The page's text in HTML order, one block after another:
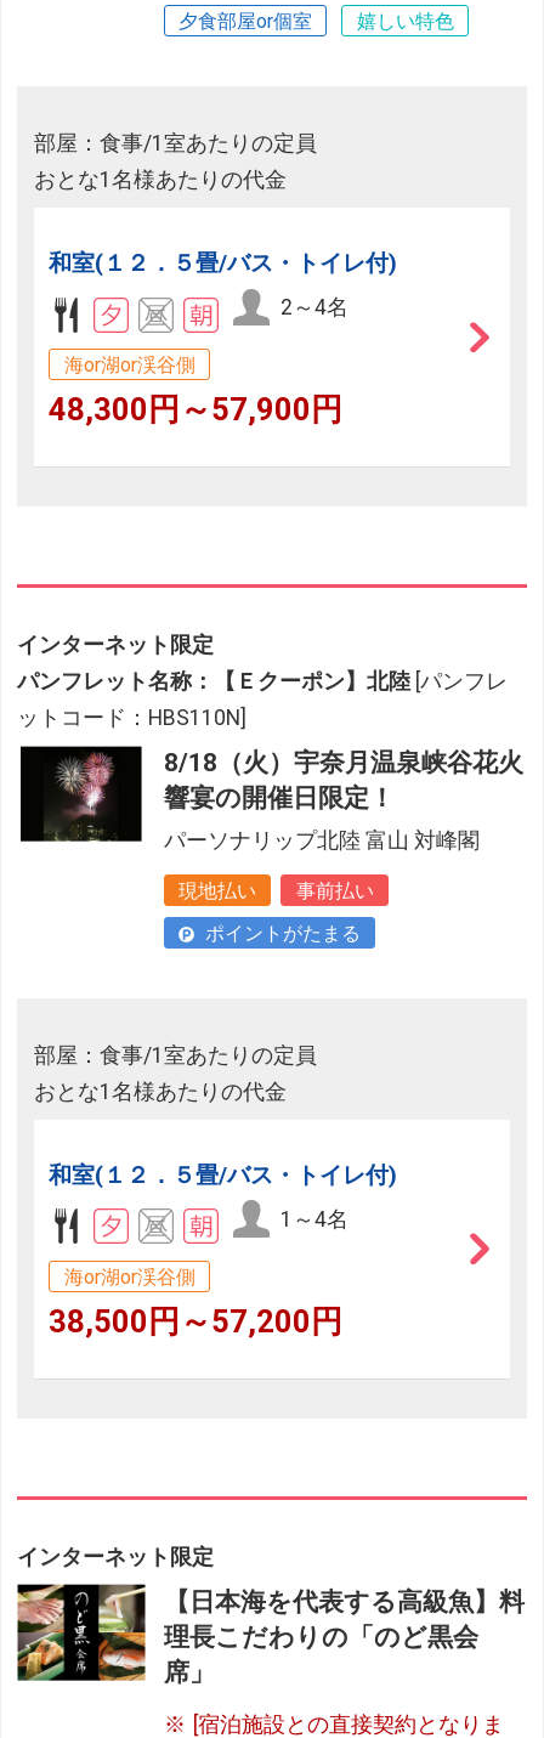
夕食部屋or個室
嬉しい特色
部屋：食事/1室あたりの定員
おとな1名様あたりの代金
和室(１２．５畳/バス・トイレ付)
2～4名
海or湖or渓谷側
48,300円～57,900円
インターネット限定
パンフレット名称：【Ｅクーポン】北陸 [パンフレ
ットコード：HBS110N]
8/18（火）宇奈月温泉峡谷花火
響宴の開催日限定！
パーソナリップ北陸 富山 対峰閣
現地払い
事前払い
ポイントがたまる
部屋：食事/1室あたりの定員
おとな1名様あたりの代金
和室(１２．５畳/バス・トイレ付)
1～4名
海or湖or渓谷側
38,500円～57,200円
インターネット限定
【日本海を代表する高級魚】料
理長こだわりの「のど黒会
席」
[宿泊施設との直接契約となりま